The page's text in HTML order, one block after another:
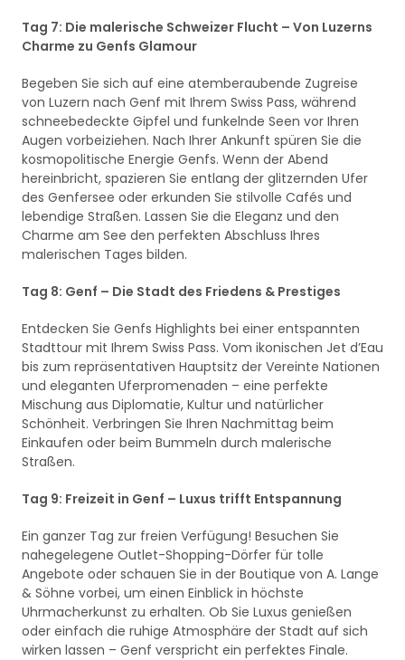
Tag 7: Die malerische Schweizer Flucht – Von Luzerns
Charme zu Genfs Glamour
Begeben Sie sich auf eine atemberaubende Zugreise
von Luzern nach Genf mit Ihrem Swiss Pass, während
schneebedeckte Gipfel und funkelnde Seen vor Ihren
Augen vorbeiziehen. Nach Ihrer Ankunft spüren Sie die
kosmopolitische Energie Genfs. Wenn der Abend
hereinbricht, spazieren Sie entlang der glitzernden Ufer
des Genfersee oder erkunden Sie stilvolle Cafés und
lebendige Straßen. Lassen Sie die Eleganz und den
Charme am See den perfekten Abschluss Ihres
malerischen Tages bilden.
Tag 8: Genf – Die Stadt des Friedens & Prestiges
Entdecken Sie Genfs Highlights bei einer entspannten
Stadttour mit Ihrem Swiss Pass. Vom ikonischen Jet d’Eau
bis zum repräsentativen Hauptsitz der Vereinte Nationen
und eleganten Uferpromenaden – eine perfekte
Mischung aus Diplomatie, Kultur und natürlicher
Schönheit. Verbringen Sie Ihren Nachmittag beim
Einkaufen oder beim Bummeln durch malerische
Straßen.
Tag 9: Freizeit in Genf – Luxus trifft Entspannung
Ein ganzer Tag zur freien Verfügung! Besuchen Sie
nahegelegene Outlet-Shopping-Dörfer für tolle
Angebote oder schauen Sie in der Boutique von A. Lange
& Söhne vorbei, um einen Einblick in höchste
Uhrmacherkunst zu erhalten. Ob Sie Luxus genießen
oder einfach die ruhige Atmosphäre der Stadt auf sich
wirken lassen – Genf verspricht ein perfektes Finale.